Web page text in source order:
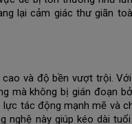
lại cảm giác thư giãn
và độ bền vượt trội.
mà không bị gián đoạn
tác động mạnh mẽ và
nghệ này giúp kéo dài